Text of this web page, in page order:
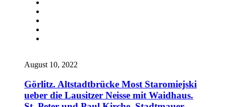
August 10, 2022
Görlitz. Altstadtbrücke Most Staromiejski
ueber die Lausitzer Neisse mit Waidhaus.